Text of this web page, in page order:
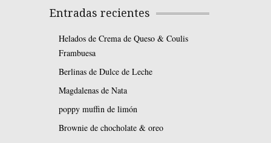
Entradas recientes
Helados de Crema de Queso & Coulis
Frambuesa
Berlinas de Dulce de Leche
Magdalenas de Nata
poppy muffin de limón
Brownie de chocholate & oreo